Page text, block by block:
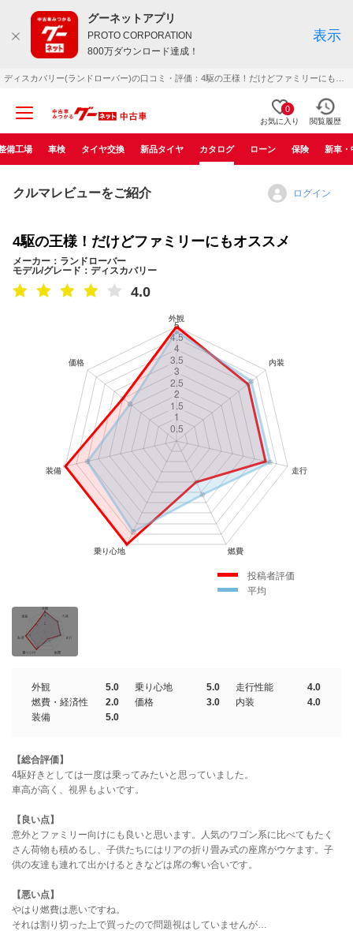
グーネットアプリ
PROTO CORPORATION
800万ダウンロード達成！
表示
0
お気に入り 閲覧履歴
備工場 車検 タイヤ交換 新品タイヤ カタログ ローン 保険 新車・
クルマレビューをご紹介 ログイン
4駆の王様！だけどファミリーにもオススメ
メーカー：ランドローバー
モデル/グレード：ディスカバリー
4.0
投稿者評価
平均
外観 5.0 乗り心地 5.0 走行性能
4.0
燃費・経済性
2.0 価格 3.0 内装
4.0
装備
5.0
【総合評価】
4駆好きとしては一度は乗ってみたいと思っていました。
車高が高く、視界もよいです。
【良い点】
意外とファミリー向けにも良いと思います。人気のワゴン系に比べてもたく
さん荷物も積めるし、子供たちにはリアの折り畳み式の座席がウケます。子
供の友達も連れて出かけるときなどは席の奪い合いです。
【悪い点】
やはり燃費は悪いですね。
それは割り切った上で買ったので問題視はしていませんが…